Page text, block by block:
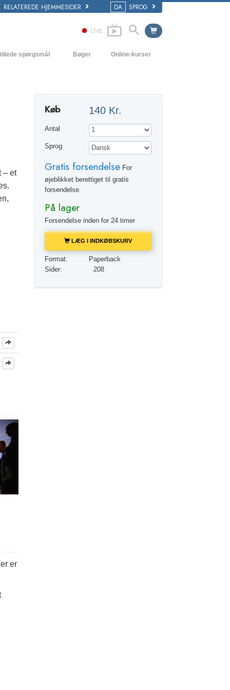
RELATEREDE HJEMMESIDER DA SPROG
LIVE
spørgsmål
organisationerne
Bøger
Lydbøger
Introducerende foredrag
Online-kurser
Tilværelsens dynamikker
Forståelse
Løsninger til hjælp mod de farlige
Integritet og ærlighed
Følelsernes toneskala
Løsningen på stoffer
Børn
– et
Køb 140 Kr.
Antal
Sprog
Gratis forsendelseFor
øjeblikket berettiget til gratis
forsendelse.
På lager
Forsendelse inden for 24 timer
LÆG I INDKØBSKURV
Format:
Paperback
Sider:
208
er